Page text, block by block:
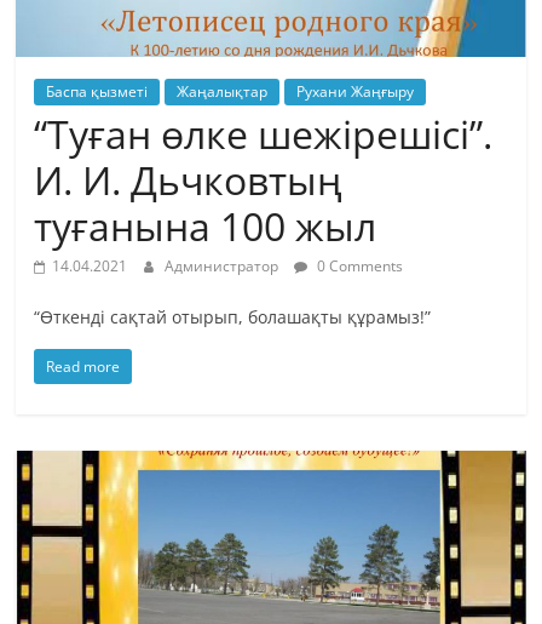
Баспа қызметі Жаңалықтар Рухани Жаңғыру
“Туған өлке шежірешісі”.
И. И. Дьчковтың
туғанына 100 жыл
14.04.2021 Администратор 0 Comments
“Өткенді сақтай отырып, болашақты құрамыз!”
Read more